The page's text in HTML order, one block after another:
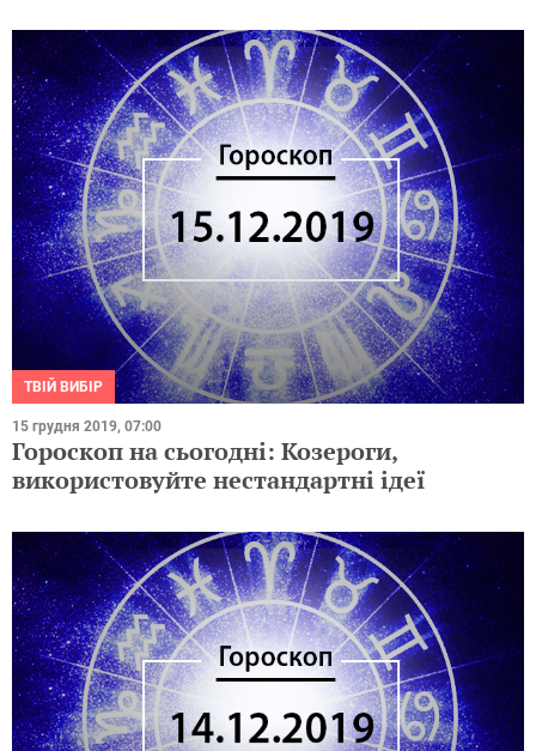
ТВІЙ ВИБІР
15 грудня 2019, 07:00
Гороскоп на сьогодні: Козероги,
використовуйте нестандартні ідеї